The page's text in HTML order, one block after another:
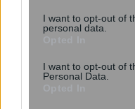
not limited to your visit
grant or deny consent to
consent section.
I want to opt-out of
personal data.
I want to opt-out of
Personal Data.
κατασκοπείας